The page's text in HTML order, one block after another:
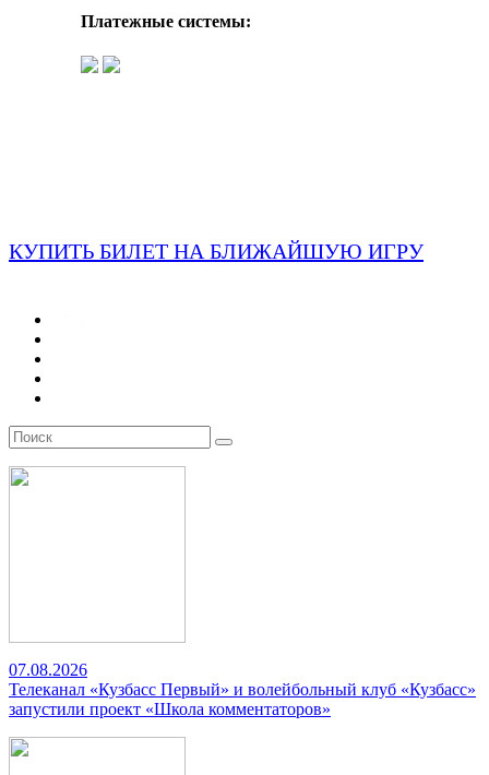
Платежные системы:
КУПИТЬ БИЛЕТ НА БЛИЖАЙШУЮ ИГРУ
07.08.2026
Телеканал «Кузбасс Первый» и волейбольный клуб «Кузбасс»
запустили проект «Школа комментаторов»